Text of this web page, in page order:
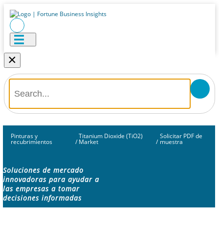
×
Pinturas y
recubrimientos /
Titanium Dioxide (TiO2)
Market /
Solicitar PDF de
muestra
Soluciones de mercado
innovadoras para ayudar a
las empresas a tomar
decisiones informadas